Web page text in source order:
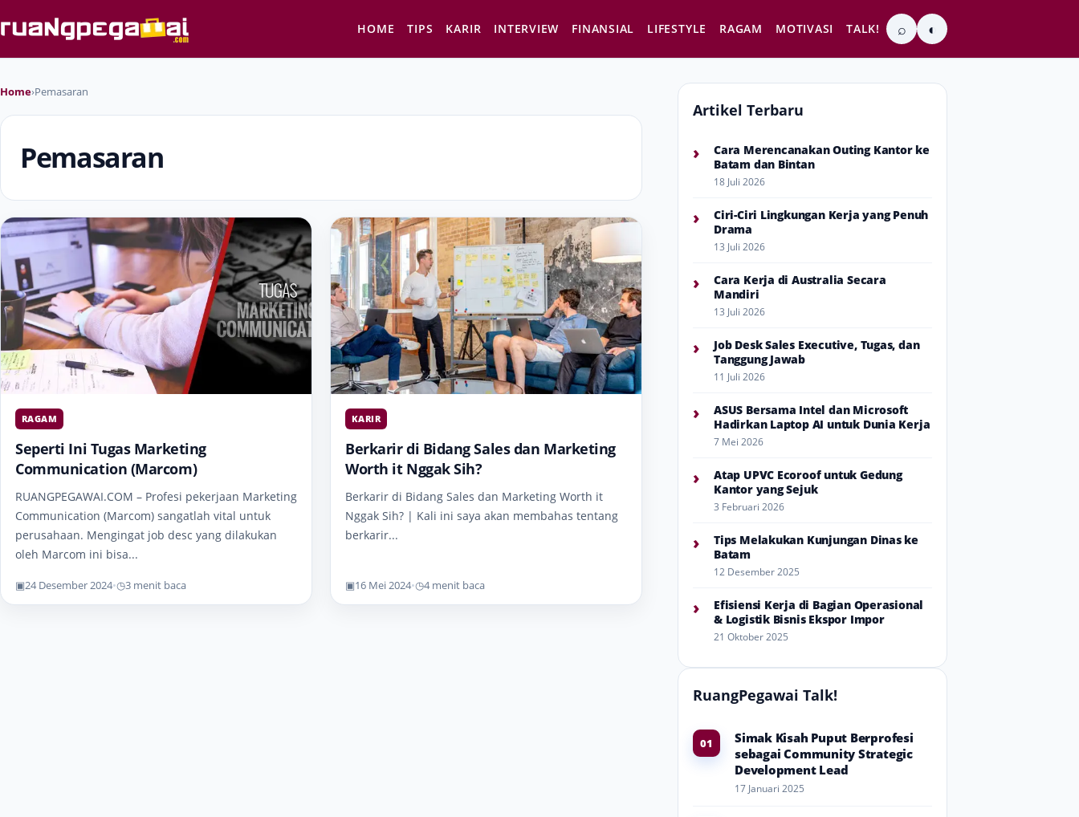
HOME TIPS KARIR INTERVIEW FINANSIAL LIFESTYLE RAGAM MOTIVASI TALK! ⌕ ◐
Home›Pemasaran
Pemasaran
RAGAM
Seperti Ini Tugas Marketing
Communication (Marcom)
RUANGPEGAWAI.COM – Profesi pekerjaan Marketing
Communication (Marcom) sangatlah vital untuk
perusahaan. Mengingat job desc yang dilakukan
oleh Marcom ini bisa...
▣24 Desember 2024•◷3 menit baca
KARIR
Berkarir di Bidang Sales dan Marketing
Worth it Nggak Sih?
Berkarir di Bidang Sales dan Marketing Worth it
Nggak Sih? | Kali ini saya akan membahas tentang
berkarir...
▣16 Mei 2024•◷4 menit baca
Artikel Terbaru
›
Cara Merencanakan Outing Kantor ke
Batam dan Bintan
18 Juli 2026
›
Ciri-Ciri Lingkungan Kerja yang Penuh
Drama
13 Juli 2026
›
Cara Kerja di Australia Secara
Mandiri
13 Juli 2026
›
Job Desk Sales Executive, Tugas, dan
Tanggung Jawab
11 Juli 2026
›
ASUS Bersama Intel dan Microsoft
Hadirkan Laptop AI untuk Dunia Kerja
7 Mei 2026
›
Atap UPVC Ecoroof untuk Gedung
Kantor yang Sejuk
3 Februari 2026
›
Tips Melakukan Kunjungan Dinas ke
Batam
12 Desember 2025
›
Efisiensi Kerja di Bagian Operasional
& Logistik Bisnis Ekspor Impor
21 Oktober 2025
RuangPegawai Talk!
01
Simak Kisah Puput Berprofesi
sebagai Community Strategic
Development Lead
17 Januari 2025